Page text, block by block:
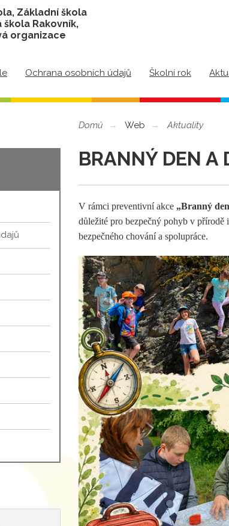
Základní škola
škola Rakovník,
organizace
Ochrana osobních údajů Školní rok
Domů Web Aktuality
BRANNÝ DEN A
V rámci preventivní akce „Branný
důležité pro bezpečný pohyb v přírodě
bezpečného chování a spolupráce.